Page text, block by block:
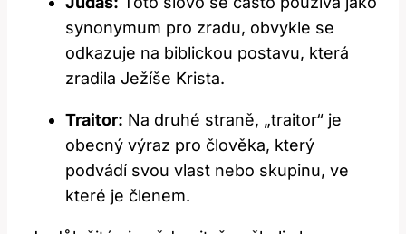
synonymum pro zradu, obvykle se
odkazuje na biblickou postavu, která
zradila Ježíše Krista.
Traitor: Na druhé straně, „traitor“ je
obecný výraz pro člověka, který
podvádí svou vlast nebo skupinu, ve
které je členem.